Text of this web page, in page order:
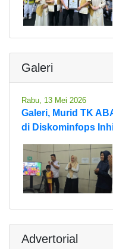
Galeri
Rabu, 13 Mei 2026
Galeri, Murid TK
di Diskominfops
Advertorial